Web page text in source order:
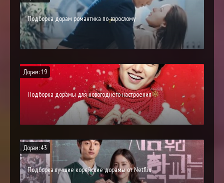
Подборка дорам романтика по-взрослому
Дорам: 19
Подборка дорамы для новогоднего настроения
Дорам: 43
Подборка лучшие корейские дорамы от Netflix